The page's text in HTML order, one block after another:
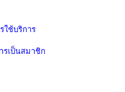
ใช้บริการ
รเป็นสมาชิก